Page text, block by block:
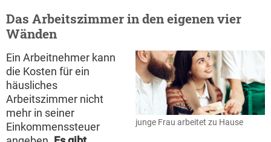
Das Arbeitszimmer in den eigenen vier
Wänden
junge Frau arbeitet zu Hause
Ein Arbeitnehmer kann
die Kosten für ein
häusliches
Arbeitszimmer nicht
mehr in seiner
Einkommenssteuer